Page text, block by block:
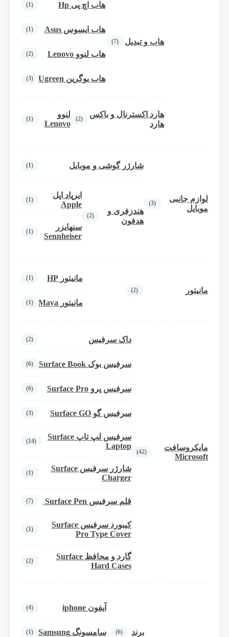
هاب و تبدیل (7)
هاب اچ پی Hp (1)
هاب ایسوس Asus (1)
هاب لنوو Lenovo (2)
هاب یوگرین Ugreen (3)
هارد اکسترنال و باکس
هارد
(2)
لنوو
Lenovo
(1)
لوازم جانبی
موبایل
(3)
شارژر گوشی و موبایل (1)
هندزفری و
هدفون
(2)
ایرپاد اپل
Apple
(1)
سنهایزر
Sennheiser
(1)
مانیتور (2)
مانیتور HP (1)
مانیتور Maya (1)
مایکروسافت
Microsoft
(42)
داک سرفیس (2)
سرفیس بوک Surface Book (6)
سرفیس پرو Surface Pro (6)
سرفیس گو Surface GO (3)
سرفیس لپ تاپ Surface
Laptop
(14)
شارژر سرفیس Surface
Charger
(1)
قلم سرفیس Surface Pen (7)
کیبورد سرفیس Surface
Pro Type Cover
(1)
گارد و محافظ Surface
Hard Cases
(2)
برند (6)
آیفون iphone (4)
سامسونگ Samsung (1)